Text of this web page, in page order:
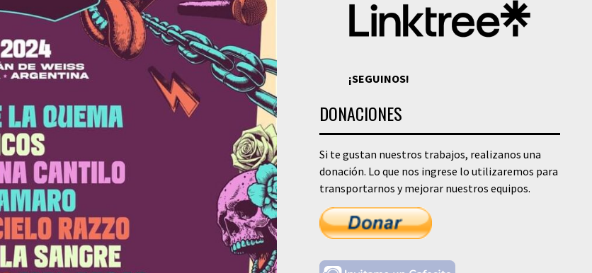
¡SEGUINOS!
DONACIONES
Si te gustan nuestros trabajos, realizanos una
donación. Lo que nos ingrese lo utilizaremos para
transportarnos y mejorar nuestros equipos.